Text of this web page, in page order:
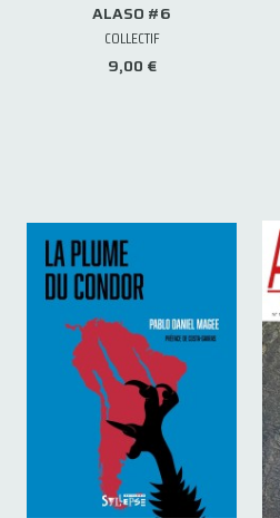
ALASO #6
COLLECTIF
9,00 €